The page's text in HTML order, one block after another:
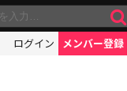
ログイン メンバー登録